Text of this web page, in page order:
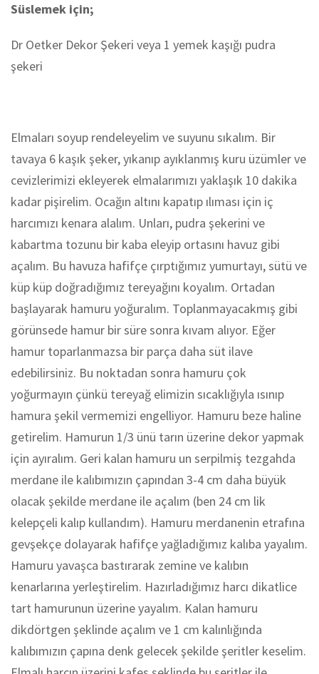
Süslemek için;
Dr Oetker Dekor Şekeri veya 1 yemek kaşığı pudra
şekeri
Elmaları soyup rendeleyelim ve suyunu sıkalım. Bir
tavaya 6 kaşık şeker, yıkanıp ayıklanmış kuru üzümler ve
cevizlerimizi ekleyerek elmalarımızı yaklaşık 10 dakika
kadar pişirelim. Ocağın altını kapatıp ılıması için iç
harcımızı kenara alalım. Unları, pudra şekerini ve
kabartma tozunu bir kaba eleyip ortasını havuz gibi
açalım. Bu havuza hafifçe çırptığımız yumurtayı, sütü ve
küp küp doğradığımız tereyağını koyalım. Ortadan
başlayarak hamuru yoğuralım. Toplanmayacakmış gibi
görünsede hamur bir süre sonra kıvam alıyor. Eğer
hamur toparlanmazsa bir parça daha süt ilave
edebilirsiniz. Bu noktadan sonra hamuru çok
yoğurmayın çünkü tereyağ elimizin sıcaklığıyla ısınıp
hamura şekil vermemizi engelliyor. Hamuru beze haline
getirelim. Hamurun 1/3 ünü tarın üzerine dekor yapmak
için ayıralım. Geri kalan hamuru un serpilmiş tezgahda
merdane ile kalıbımızın çapından 3-4 cm daha büyük
olacak şekilde merdane ile açalım (ben 24 cm lik
kelepçeli kalıp kullandım). Hamuru merdanenin etrafına
gevşekçe dolayarak hafifçe yağladığımız kalıba yayalım.
Hamuru yavaşca bastırarak zemine ve kalıbın
kenarlarına yerleştirelim. Hazırladığımız harcı dikatlice
tart hamurunun üzerine yayalım. Kalan hamuru
dikdörtgen şeklinde açalım ve 1 cm kalınlığında
kalıbımızın çapına denk gelecek şekilde şeritler keselim.